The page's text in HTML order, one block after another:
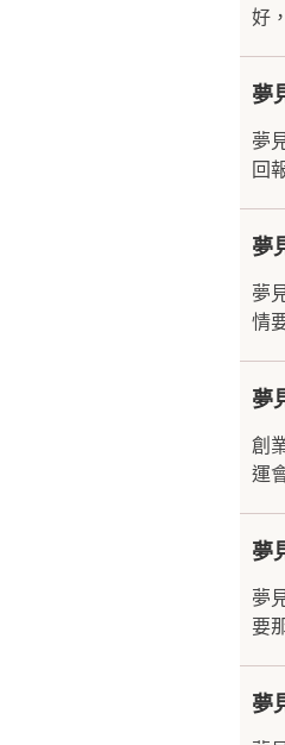
好
夢
夢
回
夢
夢
情
夢
創
運
夢
夢
要
夢